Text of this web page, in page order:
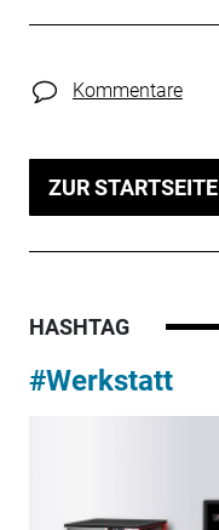
Kommentare
ZUR STARTSEITE
HASHTAG
#Werkstatt